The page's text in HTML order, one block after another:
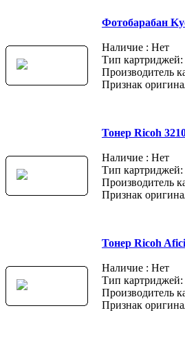
Фотобарабан
Наличие : Нет
Тип
Производитель
Признак
Тонер Ricoh
Наличие : Нет
Тип
Производитель
Признак
Тонер Ricoh
Наличие : Нет
Тип
Производитель
Признак